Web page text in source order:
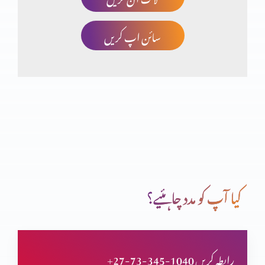
چھوٹا کون اور بڑا کون؟
خداوند شفقت میں غنی
سائن اپ کریں
کیا آپ کو مدد چاہئیے؟
+27-73-345-1040 رابطہ کریں